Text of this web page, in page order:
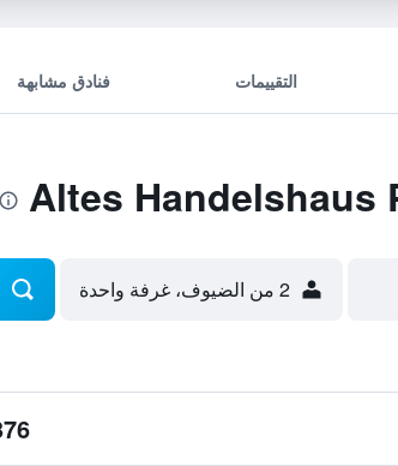
التقييمات فنادق مشابهة
2 من الضيوف، غرفة واحدة